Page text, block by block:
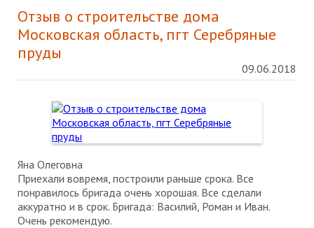
Отзыв о строительстве дома
Московская область, пгт Серебряные
пруды
09.06.2018
Яна Олеговна
Приехали вовремя, построили раньше срока. Все
понравилось бригада очень хорошая. Все сделали
аккуратно и в срок. Бригада: Василий, Роман и Иван.
Очень рекомендую.